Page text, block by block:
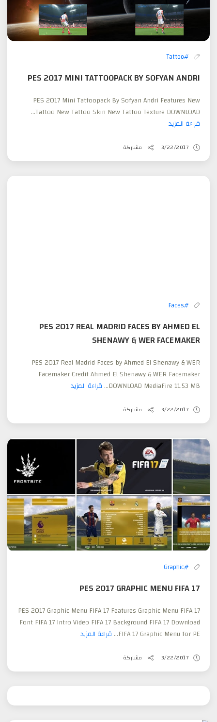
#Tattoo
PES 2017 MINI TATTOOPACK BY SOFYAN ANDRI
PES 2017 Mini Tattoopack By Sofyan Andri Features New
Tattoo New Tattoo Skin New Tattoo Texture DOWNLOAD...
قراءة المزيد
3/22/2017 مشاركة
#Faces
PES 2017 REAL MADRID FACES BY AHMED EL
SHENAWY & WER FACEMAKER
PES 2017 Real Madrid Faces by Ahmed El Shenawy & WER
Facemaker Credit Ahmed El Shenawy & WER Facemaker
DOWNLOAD MediaFire 11.53 MB... قراءة المزيد
3/22/2017 مشاركة
#Graphic
PES 2017 GRAPHIC MENU FIFA 17
PES 2017 Graphic Menu FIFA 17 Features Graphic Menu FIFA 17
Font FIFA 17 Intro Video FIFA 17 Background FIFA 17 Download
FIFA 17 Graphic Menu for PE... قراءة المزيد
3/22/2017 مشاركة